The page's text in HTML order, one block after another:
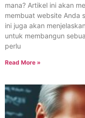
mana? Artikel ini akan
membuat website Anda
ini juga akan
untuk membangun
perlu
Read More »